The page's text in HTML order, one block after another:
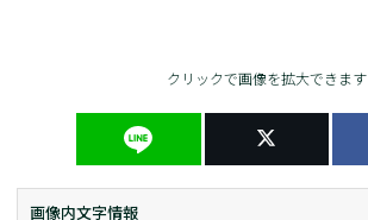
クリックで画像を拡大できます
画像内文字情報